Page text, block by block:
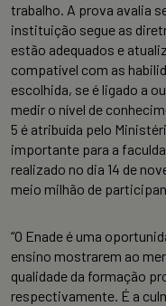
trabalho. A prova avalia
instituição segue as
estão adequados e
compatível com as
escolhida, se é ligado a
medir o nível de
5 é atribuída pelo
importante para a
realizado no dia 14 de
meio milhão de
“O Enade é uma
ensino mostrarem ao
qualidade da formação
respectivamente. É a